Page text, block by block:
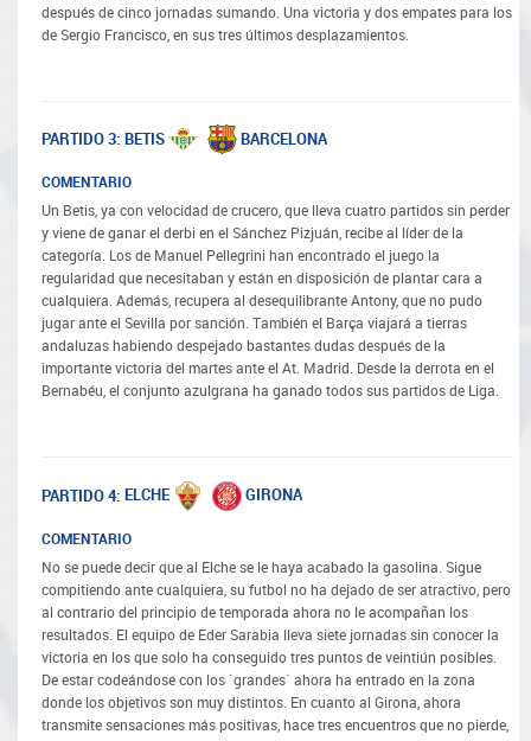
después de cinco jornadas sumando. Una victoria y dos empates para los
de Sergio Francisco, en sus tres últimos desplazamientos.
PARTIDO 3: BETIS BARCELONA
COMENTARIO
Un Betis, ya con velocidad de crucero, que lleva cuatro partidos sin perder
y viene de ganar el derbi en el Sánchez Pizjuán, recibe al líder de la
categoría. Los de Manuel Pellegrini han encontrado el juego la
regularidad que necesitaban y están en disposición de plantar cara a
cualquiera. Además, recupera al desequilibrante Antony, que no pudo
jugar ante el Sevilla por sanción. También el Barça viajará a tierras
andaluzas habiendo despejado bastantes dudas después de la
importante victoria del martes ante el At. Madrid. Desde la derrota en el
Bernabéu, el conjunto azulgrana ha ganado todos sus partidos de Liga.
PARTIDO 4: ELCHE GIRONA
COMENTARIO
No se puede decir que al Elche se le haya acabado la gasolina. Sigue
compitiendo ante cualquiera, su futbol no ha dejado de ser atractivo, pero
al contrario del principio de temporada ahora no le acompañan los
resultados. El equipo de Eder Sarabia lleva siete jornadas sin conocer la
victoria en los que solo ha conseguido tres puntos de veintiún posibles.
De estar codeándose con los ´grandes´ ahora ha entrado en la zona
donde los objetivos son muy distintos. En cuanto al Girona, ahora
transmite sensaciones más positivas, hace tres encuentros que no pierde,